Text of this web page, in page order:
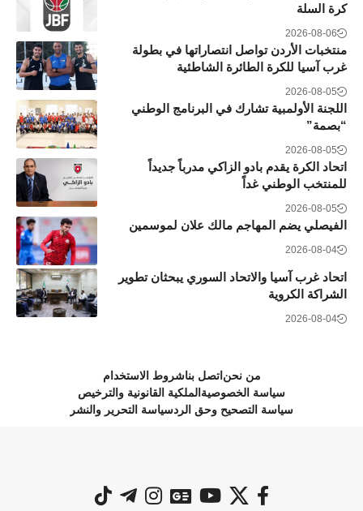
كرة السلة
2026-08-06
منتخبات الأردن تواصل انتصاراتها في بطولة
غرب آسيا للكرة الطائرة الشاطئية
2026-08-05
اللجنة الأولمبية تشارك في البرنامج الوطني
“بصمة”
2026-08-05
اتحاد الكرة يقدم بادو الزاكي مدرباً جديداً
للمنتخب الوطني غداً
2026-08-05
الفيصلي يضم المهاجم مالك علان لموسمين
2026-08-04
اتحاد غرب آسيا والاتحاد السوري يبحثان تطوير
الشراكة الكروية
2026-08-04
من نحن اتصل بناشروط الاستخدام
سياسة الخصوصية الملكية القانونية والترخيص
سياسة التصحيح وحق الردسياسة التحرير والنشر